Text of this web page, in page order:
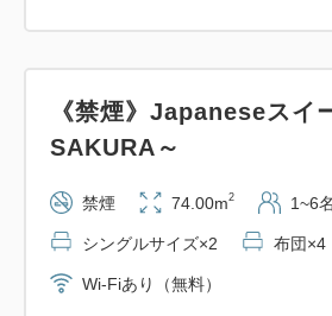
《禁煙》Japaneseスイ
SAKURA～
禁煙 74.00m2 1~6名
シングルサイズ×2 布団×4
Wi-Fiあり（無料）